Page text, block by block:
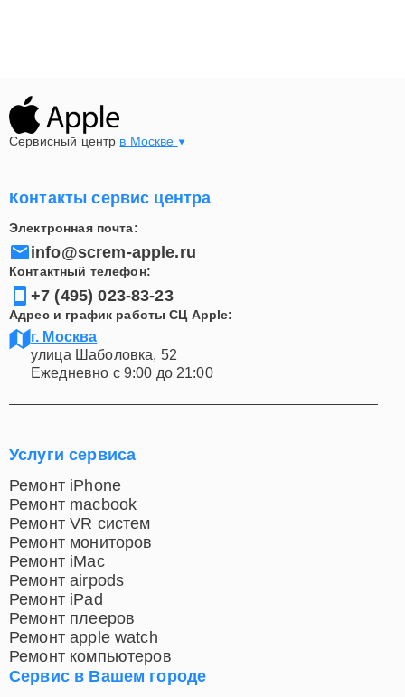
Сервисный центр в Москве
Контакты сервис центра
Электронная почта:
info@screm-apple.ru
Контактный телефон:
+7 (495) 023-83-23
Адрес и график работы СЦ Apple:
г. Москва
улица Шаболовка, 52
Ежедневно с 9:00 до 21:00
Сервис в Вашем городе
Услуги сервиса
Ремонт iPhone
Ремонт macbook
Ремонт VR систем
Ремонт мониторов
Ремонт iMac
Ремонт airpods
Ремонт iPad
Ремонт плееров
Ремонт apple watch
Ремонт компьютеров